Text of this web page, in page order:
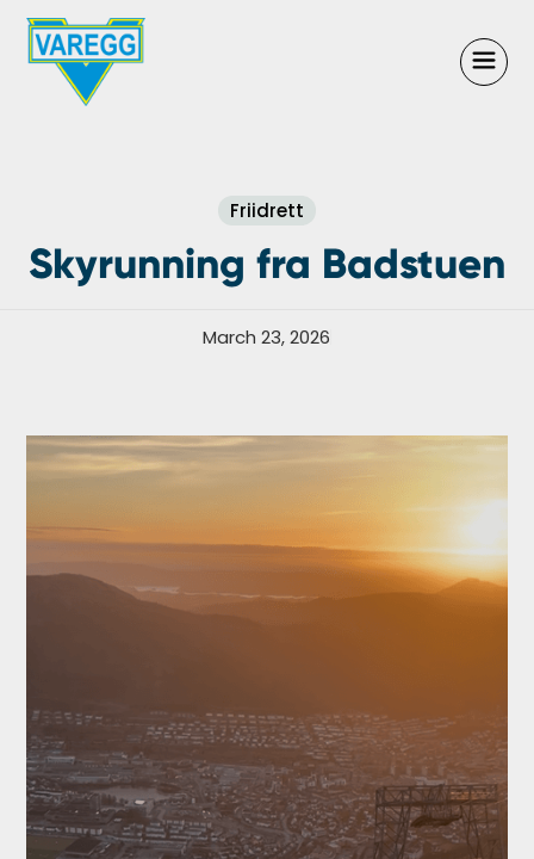
Friidrett
Skyrunning fra Badstuen
March 23, 2026